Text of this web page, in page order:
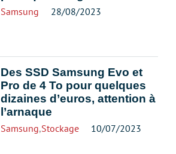
Samsung 28/08/2023
Des SSD Samsung Evo et
Pro de 4 To pour quelques
dizaines d’euros, attention à
l’arnaque
Samsung,Stockage 10/07/2023